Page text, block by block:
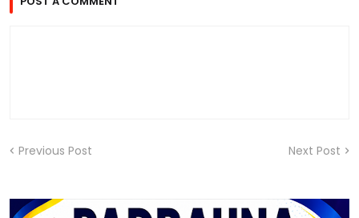
Previous Post Next Post